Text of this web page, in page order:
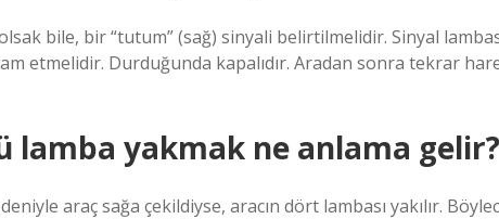
bile, bir “tutum” (sağ) sinyali belirtilmelidir. Sinyal
etmelidir. Durduğunda kapalıdır. Aradan sonra tekrar
lamba yakmak ne anlama gelir?
araç sağa çekildiyse, aracın dört lambası yakılır.